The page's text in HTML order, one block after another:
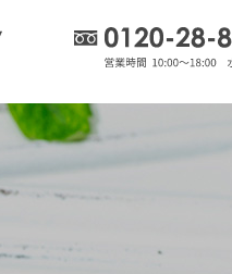
会社案内・アクセス